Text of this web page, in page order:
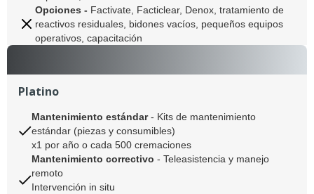
Opciones - Factivate, Facticlear, Denox, tratamiento de
reactivos residuales, bidones vacíos, pequeños equipos
operativos, capacitación
Platino
Mantenimiento estándar- Kits de mantenimiento
estándar (piezas y consumibles)
x1 por año o cada 500 cremaciones
Mantenimiento correctivo - Teleasistencia y manejo
remoto
Intervención in situ